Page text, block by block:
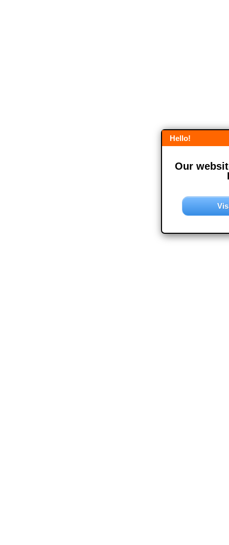
Hello!
Our